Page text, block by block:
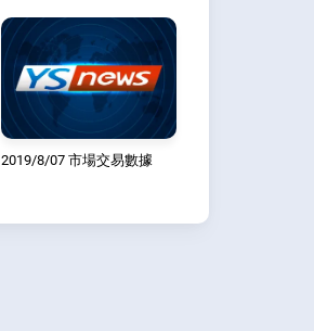
2019/8/07 市場交易數據